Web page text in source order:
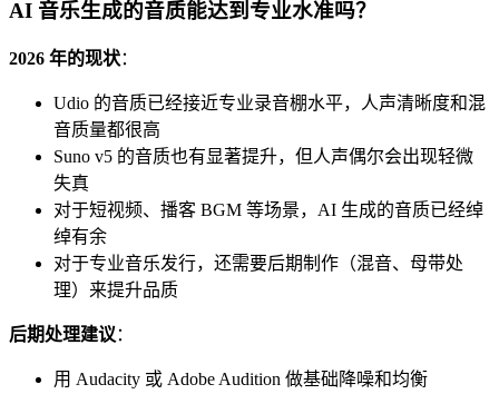
AI 音乐生成的音质能达到专业水准吗？
2026 年的现状：
Udio 的音质已经接近专业录音棚水平，人声清晰度和混
音质量都很高
Suno v5 的音质也有显著提升，但人声偶尔会出现轻微
失真
对于短视频、播客 BGM 等场景，AI 生成的音质已经绰
绰有余
对于专业音乐发行，还需要后期制作（混音、母带处
理）来提升品质
后期处理建议 ：
用 Audacity 或 Adobe Audition 做基础降噪和均衡